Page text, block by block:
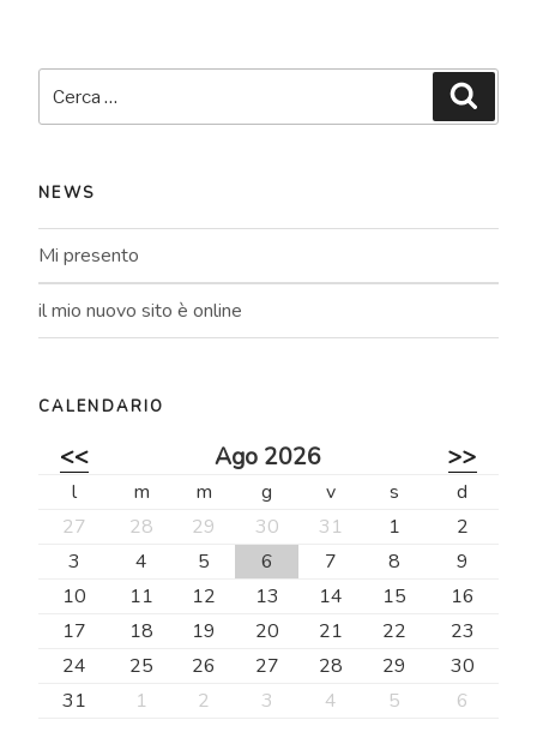
NEWS
Mi presento
il mio nuovo sito è online
CALENDARIO
<< Ago 2026 >>
l m m g v s
d
27
28 29 30 31 1
2
3
4 5 6 7 8
9
10
11 12 13 14 15
16
17
18 19 20 21 22
23
24
25 26 27 28 29
30
31
1 2 3 4 5 6